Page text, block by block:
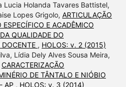
Lucia Holanda Tavares Battistel,
Lopes Grigolo, ARTICULAÇÃO
E ACADÊMICO
QUALIDADE DO
DOCENTE , HOLOS: v. 2 (2015)
Lídia Dely Alves Sousa Meira,
CARACTERIZAÇÃO
DE TÂNTALO E NIÓBIO
AP , HOLOS: v. 3 (2014)